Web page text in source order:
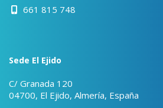
661 815 748
Sede El Ejido
C/ Granada 120
04700, El Ejido, Almería, España